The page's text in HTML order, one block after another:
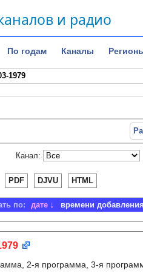
и радио
По годам Каналы
1979
Канал:
PDF DJVU HTML
по: дате времени добавления
2-я программа, 3-я